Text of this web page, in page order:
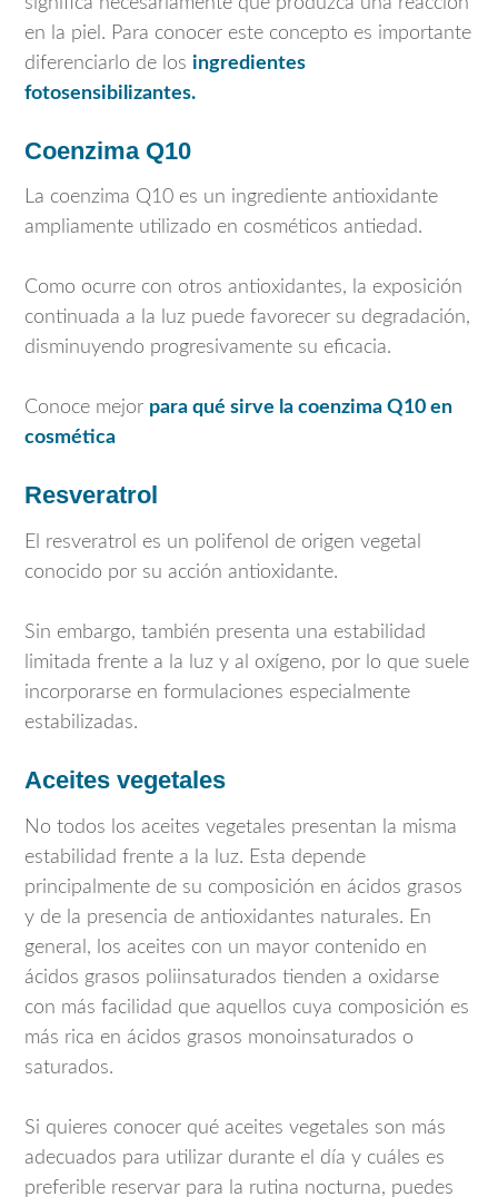
en la piel. Para conocer este concepto es importante
diferenciarlo de los ingredientes
fotosensibilizantes.
Coenzima Q10
La coenzima Q10 es un ingrediente antioxidante
ampliamente utilizado en cosméticos antiedad.
Como ocurre con otros antioxidantes, la exposición
continuada a la luz puede favorecer su degradación,
disminuyendo progresivamente su eficacia.
Conoce mejor para qué sirve la coenzima Q10 en
cosmética
Resveratrol
El resveratrol es un polifenol de origen vegetal
conocido por su acción antioxidante.
Sin embargo, también presenta una estabilidad
limitada frente a la luz y al oxígeno, por lo que suele
incorporarse en formulaciones especialmente
estabilizadas.
Aceites vegetales
No todos los aceites vegetales presentan la misma
estabilidad frente a la luz. Esta depende
principalmente de su composición en ácidos grasos
y de la presencia de antioxidantes naturales. En
general, los aceites con un mayor contenido en
ácidos grasos poliinsaturados tienden a oxidarse
con más facilidad que aquellos cuya composición es
más rica en ácidos grasos monoinsaturados o
saturados.
Si quieres conocer qué aceites vegetales son más
adecuados para utilizar durante el día y cuáles es
preferible reservar para la rutina nocturna, puedes